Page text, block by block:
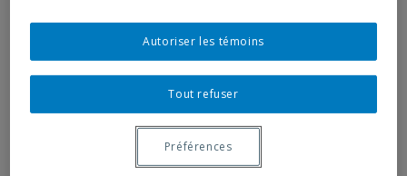
Articles
Autres publications du RCHTQ
Cyberexposition : Déjouer la fatalité
Fiches institutions Montréal
Tout refuser
Autoriser les témoins
Préférences